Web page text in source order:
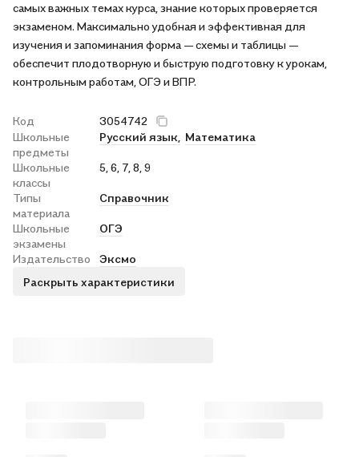
самых важных темах курса, знание которых проверяется
экзаменом. Максимально удобная и эффективная для
изучения и запоминания форма — схемы и таблицы —
обеспечит плодотворную и быструю подготовку к урокам,
контрольным работам, ОГЭ и ВПР.
Код
3054742
Школьные
предметы
Русский язык, Математика
Школьные
классы
5, 6, 7, 8, 9
Типы
материала
Справочник
Школьные
экзамены
ОГЭ
Издательство
Эксмо
Раскрыть характеристики